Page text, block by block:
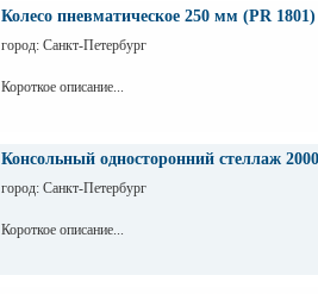
Колесо пневматическое 250 мм (PR 1801)
город: Санкт-Петербург
Короткое описание...
Консольный односторонний стеллаж
город: Санкт-Петербург
Короткое описание...